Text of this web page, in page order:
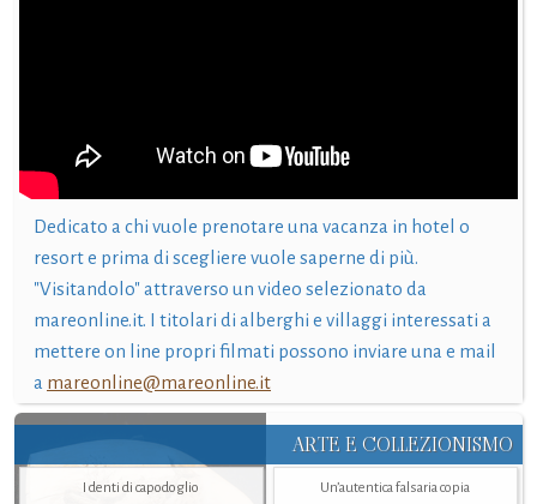
Dedicato a chi vuole prenotare una vacanza in hotel o
resort e prima di scegliere vuole saperne di più.
"Visitandolo" attraverso un video selezionato da
mareonline.it. I titolari di alberghi e villaggi interessati a
mettere on line propri filmati possono inviare una e mail
a mareonline@mareonline.it
ARTE E COLLEZIONISMO
I denti di capodoglio
Un’autentica falsaria copia